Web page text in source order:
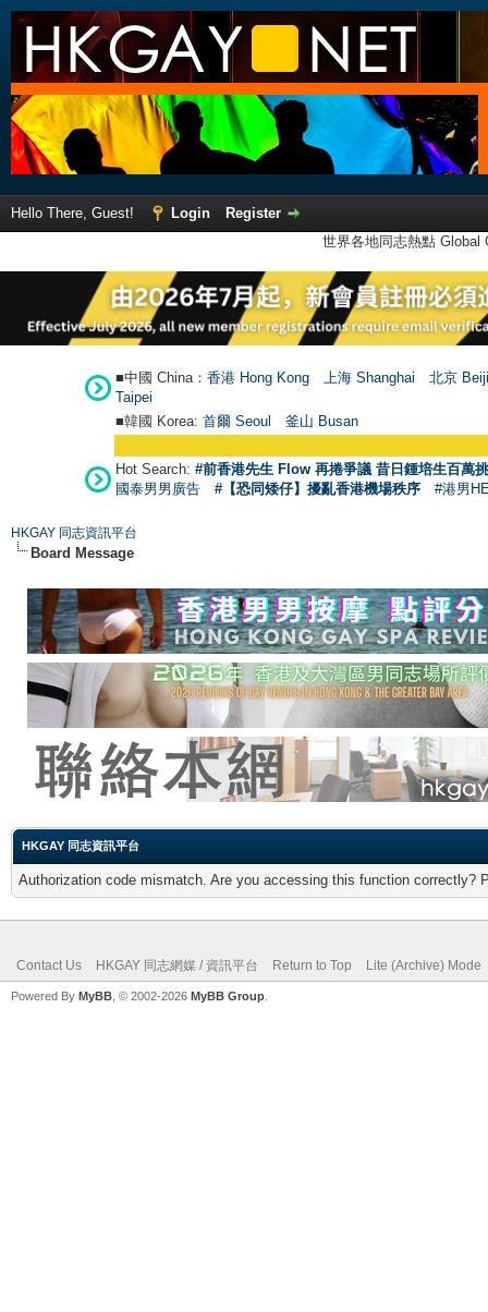
Hello There, Guest! Login
Register
世界各地同志熱點
■中國 China： 香港 Hong Kong 上海 Shanghai
北京
Taipei
■韓國 Korea: 首爾 Seoul 釜山 Busan
Hot Search: #前香港先生 Flow 再捲爭議 昔日鍾培生百萬
國泰男男廣告
#【恐同矮仔】擾亂香港機場秩序 #港男
HKGAY 同志資訊平台
Board Message
HKGAY 同志資訊平台
Authorization code mismatch. Are you accessing this function correctly?
Contact Us HKGAY 同志網媒 / 資訊平台 Return to Top Lite (Archive) Mode
Powered By MyBB , © 2002-2026 MyBB Group